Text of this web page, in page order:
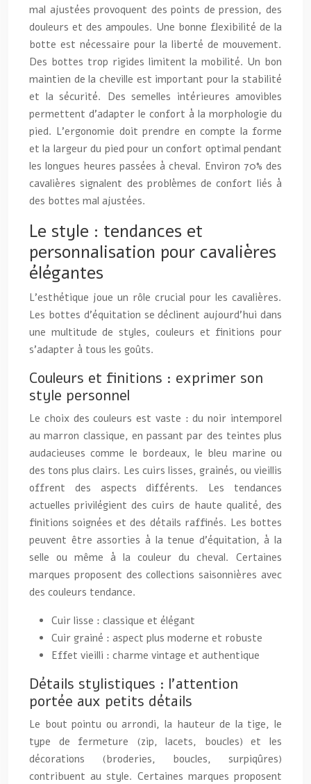
mal ajustées provoquent des points de pression, des
douleurs et des ampoules. Une bonne flexibilité de la
botte est nécessaire pour la liberté de mouvement.
Des bottes trop rigides limitent la mobilité. Un bon
maintien de la cheville est important pour la stabilité
et la sécurité. Des semelles intérieures amovibles
permettent d’adapter le confort à la morphologie du
pied. L’ergonomie doit prendre en compte la forme
et la largeur du pied pour un confort optimal pendant
les longues heures passées à cheval. Environ 70% des
cavalières signalent des problèmes de confort liés à
des bottes mal ajustées.
Le style : tendances et
personnalisation pour cavalières
élégantes
L’esthétique joue un rôle crucial pour les cavalières.
Les bottes d’équitation se déclinent aujourd’hui dans
une multitude de styles, couleurs et finitions pour
s’adapter à tous les goûts.
Couleurs et finitions : exprimer son
style personnel
Le choix des couleurs est vaste : du noir intemporel
au marron classique, en passant par des teintes plus
audacieuses comme le bordeaux, le bleu marine ou
des tons plus clairs. Les cuirs lisses, grainés, ou vieillis
offrent des aspects différents. Les tendances
actuelles privilégient des cuirs de haute qualité, des
finitions soignées et des détails raffinés. Les bottes
peuvent être assorties à la tenue d’équitation, à la
selle ou même à la couleur du cheval. Certaines
marques proposent des collections saisonnières avec
des couleurs tendance.
Cuir lisse : classique et élégant
Cuir grainé : aspect plus moderne et robuste
Effet vieilli : charme vintage et authentique
Détails stylistiques : l’attention
portée aux petits détails
Le bout pointu ou arrondi, la hauteur de la tige, le
type de fermeture (zip, lacets, boucles) et les
décorations (broderies, boucles, surpiqûres)
contribuent au style. Certaines marques proposent